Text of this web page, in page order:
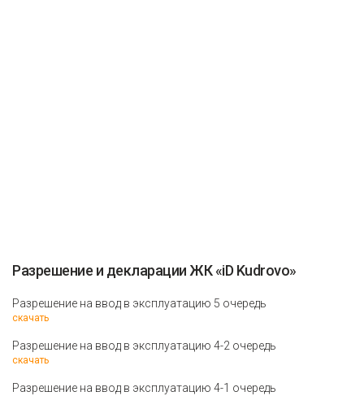
Разрешение и декларации ЖК «iD Kudrovo»
Разрешение на ввод в эксплуатацию 5 очередь
скачать
Разрешение на ввод в эксплуатацию 4-2 очередь
скачать
Разрешение на ввод в эксплуатацию 4-1 очередь